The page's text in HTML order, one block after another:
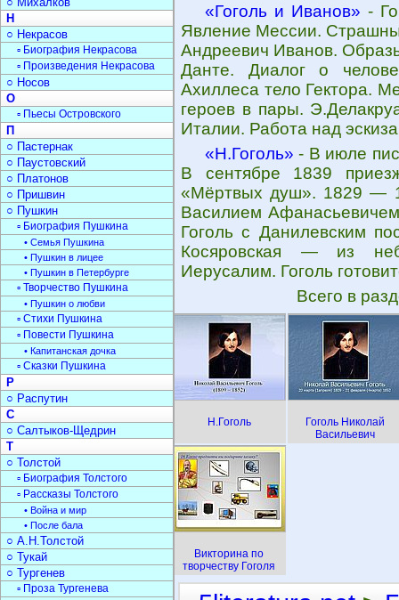
«Гоголь и Иванов» -
Явление Мессии.
Андреевич Иванов.
Данте. Диалог о
Ахиллеса тело Гектора.
героев в пары.
Италии. Работа над
«Н.Гоголь» - В июле
В сентябре 1839
«Мёртвых душ». 1829 —
Василием
Гоголь с Данилевским
Косяровская — из
Иерусалим. Гоголь
Всего в
Н.Гоголь
Гоголь Николай
Васильевич
Викторина по
творчеству Гоголя
Н
○ Некрасов
▫ Биография Некрасова
▫ Произведения Некрасова
○ Носов
О
▫ Пьесы Островского
П
○ Пастернак
○ Паустовский
○ Платонов
○ Пришвин
○ Пушкин
▫ Биография Пушкина
• Семья Пушкина
• Пушкин в лицее
• Пушкин в Петербурге
▫ Творчество Пушкина
• Пушкин о любви
▫ Стихи Пушкина
▫ Повести Пушкина
• Капитанская дочка
▫ Сказки Пушкина
Р
○ Распутин
С
○ Салтыков-Щедрин
Т
○ Толстой
▫ Биография Толстого
▫ Рассказы Толстого
• Война и мир
• После бала
○ А.Н.Толстой
○ Тукай
○ Тургенев
▫ Проза Тургенева